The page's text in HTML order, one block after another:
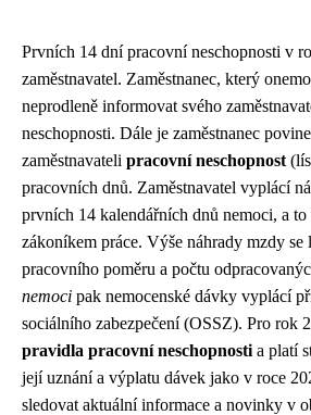
Prvních 14 dní pracovní neschopnosti v
zaměstnavatel. Zaměstnanec, který
neprodleně informovat svého
neschopnosti. Dále je zaměstnanec
zaměstnavateli pracovní neschopnost
pracovních dnů. Zaměstnavatel vyplácí
prvních 14 kalendářních dnů nemoci, a to
zákoníkem práce. Výše náhrady mzdy
pracovního poměru a počtu
nemoci pak nemocenské dávky vyplácí
sociálního zabezpečení (OSSZ). Pro rok
pravidla pracovní neschopnosti a platí
její uznání a výplatu dávek jako v roce
sledovat aktuální informace a novinky v